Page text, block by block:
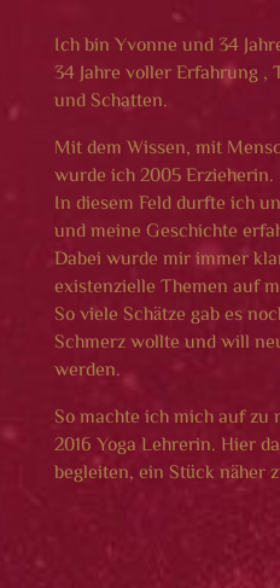
Ich bin Yvonne und 34
34 Jahre voller Erfahrung ,
und Schatten.
Mit dem Wissen, mit
wurde ich 2005 Erzieherin.
In diesem Feld durfte ich
und meine Geschichte
Dabei wurde mir immer
existenzielle Themen auf
So viele Schätze gab es
Schmerz wollte und will
werden.
So machte ich mich auf zu
2016 Yoga Lehrerin. Hier
begleiten, ein Stück näher